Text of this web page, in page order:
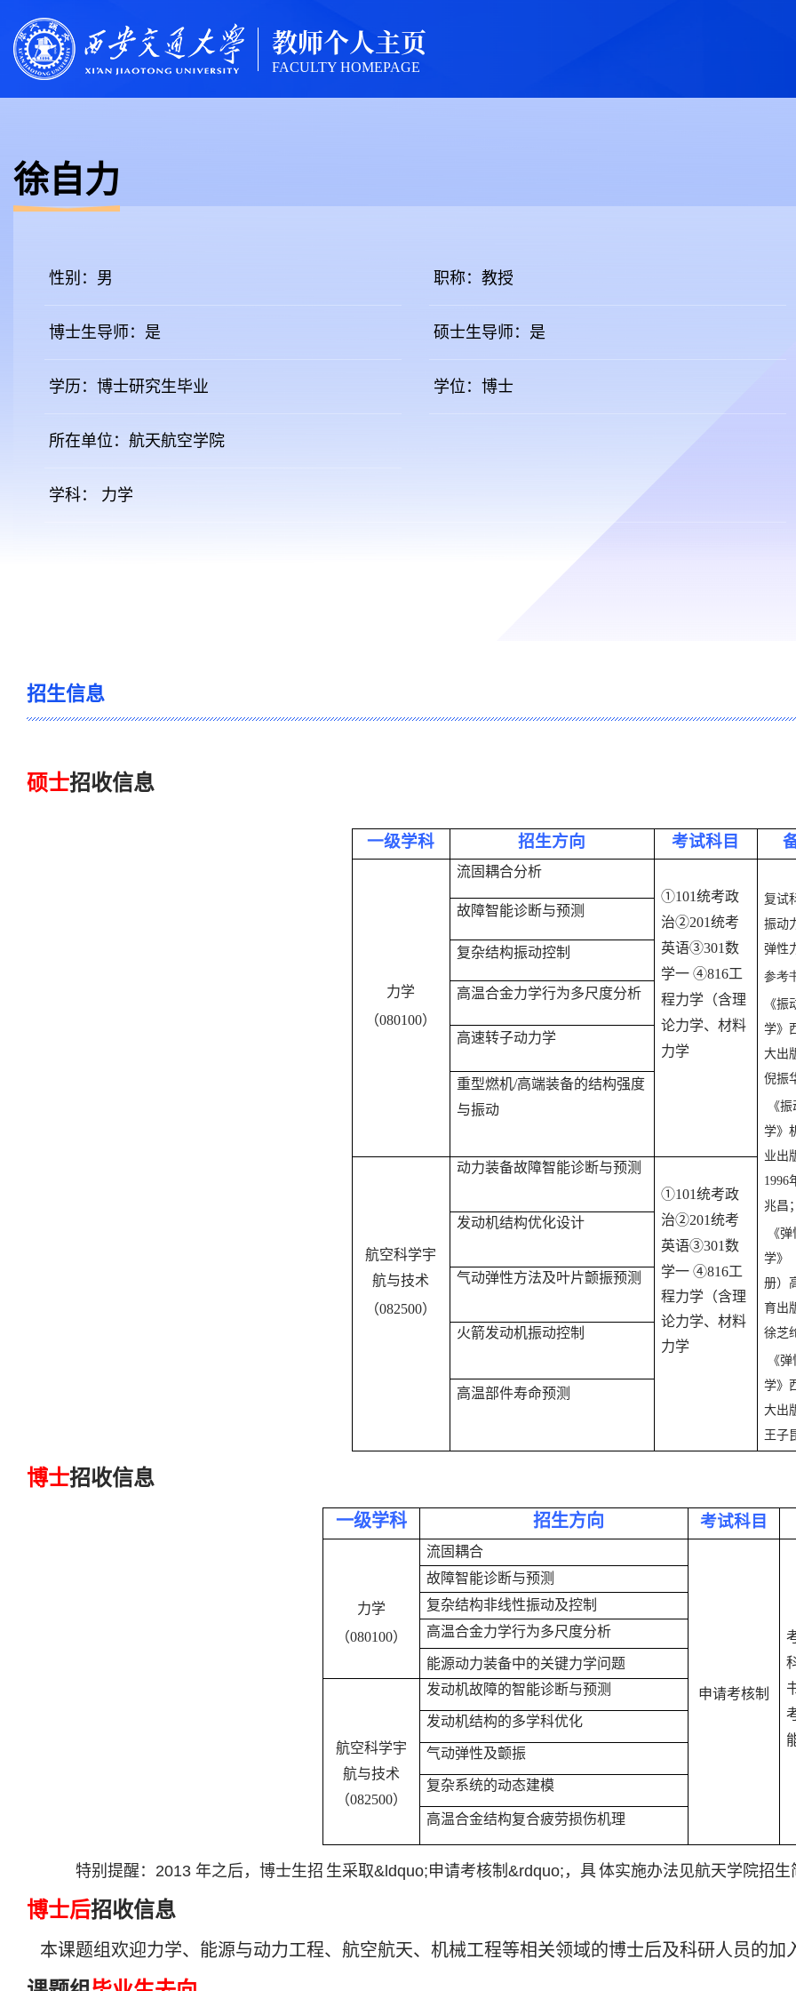
教师个人主页
FACULTY HOMEPAGE
徐自力
性别：男 职称：教授
博士生导师：是 硕士生导师：是
学历：博士研究生毕业 学位：博士
所在单位：航天航空学院
学科： 力学
招生信息
硕士招收信息
一级学科 招生方向 考试科目
力学
（080100）
流固耦合分析
①101统考政
治②201统考
英语③301数
学一 ④816工
程力学（含理
论力学、材料
力学
复试
振动
弹性
参考
《振
学》
大出
倪振
《
学》
业出
1996
兆昌
《
学》
册）
育出
徐芝
《
学》
大出
王子
故障智能诊断与预测
复杂结构振动控制
高温合金力学行为多尺度分析
高速转子动力学
重型燃机/高端装备的结构强度
与振动
航空科学宇
航与技术
（082500）
动力装备故障智能诊断与预测
①101统考政
治②201统考
英语③301数
学一 ④816工
程力学（含理
论力学、材料
力学
发动机结构优化设计
气动弹性方法及叶片颤振预测
火箭发动机振动控制
高温部件寿命预测
博士招收信息
一级学科 招生方向 考试科目
力学
（080100）
流固耦合
申请考核制
故障智能诊断与预测
复杂结构非线性振动及控制
高温合金力学行为多尺度分析
能源动力装备中的关键力学问题
航空科学宇
航与技术
（082500）
发动机故障的智能诊断与预测
发动机结构的多学科优化
气动弹性及颤振
复杂系统的动态建模
高温合金结构复合疲劳损伤机理
特别提醒： 2013 年之后，博士生招 生采取&ldquo;申请考核制 &rdquo; ，具 体实施办法见航天学院招生
博士后招收信息
本课题组欢迎力学、能源与动力工程、航空航天、机械工程等相关领域的博士后及科研人员的加